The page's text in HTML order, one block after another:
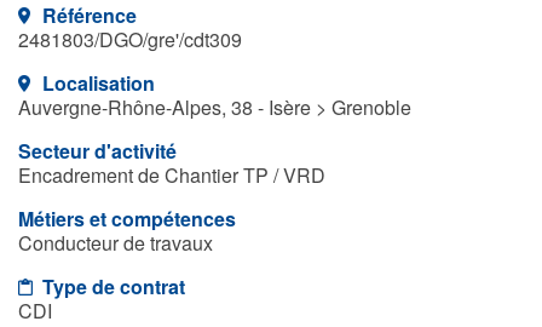
Référence
2481803/DGO/gre'/cdt309
Localisation
Auvergne-Rhône-Alpes, 38 - Isère > Grenoble
Secteur d'activité
Encadrement de Chantier TP / VRD
Métiers et compétences
Conducteur de travaux
Type de contrat
CDI